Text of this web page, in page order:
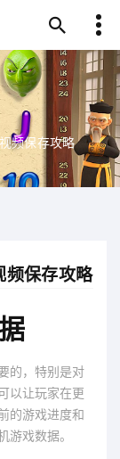
频保存攻略
频保存攻略
的，特别是对
以让玩家在更
的游戏进度和
游戏数据。